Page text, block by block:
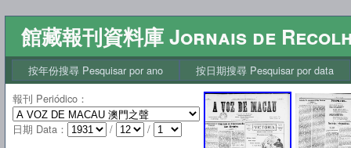
館藏報刊資料庫 Jornais de
按年份搜尋 Pesquisar por ano
按日期搜尋 Pesquisar por data
報刊 Periódico ：
日期 Data ： / /